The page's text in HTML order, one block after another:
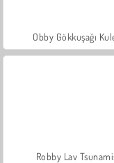
Obby Gökkuşağı
Robby Lav